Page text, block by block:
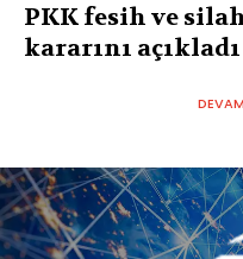
PKK fesih ve
kararını açıkladı